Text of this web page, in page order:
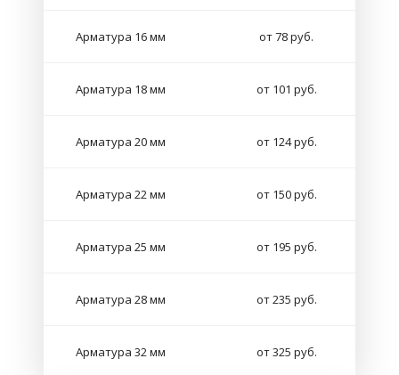
Арматура 16 мм от 78 руб.
Арматура 18 мм от 101 руб.
Арматура 20 мм от 124 руб.
Арматура 22 мм от 150 руб.
Арматура 25 мм от 195 руб.
Арматура 28 мм от 235 руб.
Арматура 32 мм от 325 руб.